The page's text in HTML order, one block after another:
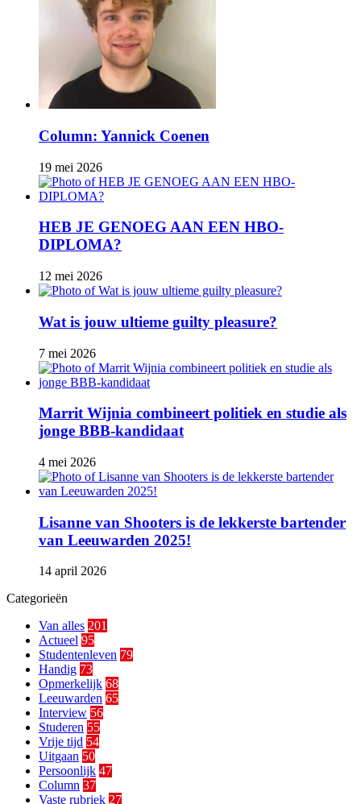
Column: Yannick Coenen
19 mei 2026
HEB JE GENOEG AAN EEN HBO-
DIPLOMA?
12 mei 2026
Wat is jouw ultieme guilty pleasure?
7 mei 2026
Marrit Wijnia combineert politiek en studie als
jonge BBB‑kandidaat
4 mei 2026
Lisanne van Shooters is de lekkerste bartender
van Leeuwarden 2025!
14 april 2026
Categorieën
Van alles 201
Actueel 95
Studentenleven 79
Handig 73
Opmerkelijk 68
Leeuwarden 65
Interview 56
Studeren 55
Vrije tijd 54
Uitgaan 50
Persoonlijk 47
Column 37
Vaste rubriek 27